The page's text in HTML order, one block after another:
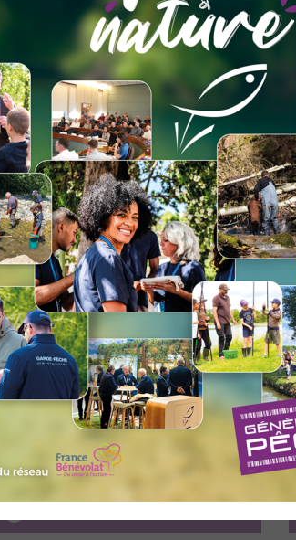
Accéder au lieu
LA RETENUE DES BRÉVIÈRES
Accéder au lieu
LA RETENUE DE L’ARC ET SES
LACS